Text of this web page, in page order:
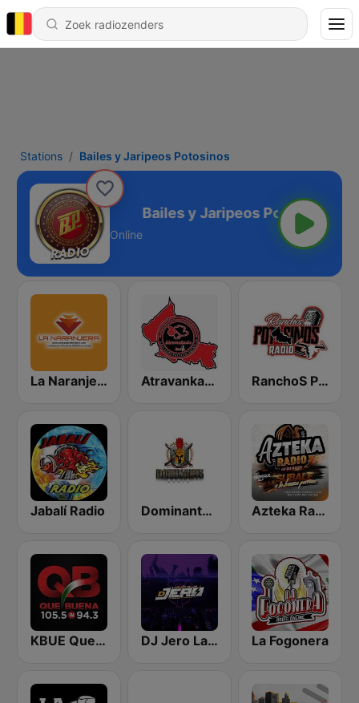
Stations Bailes y Jaripeos Potosinos
Potosinos
Online
La Naranjera de Sibers Atravankado Radio RanchoS PotosinoS Radio
Jabalí Radio Dominante Radio Azteka Radio
KBUE Que Buena 105.5 / 94.3 FM (US Only) DJ Jero La Radio La Fogonera